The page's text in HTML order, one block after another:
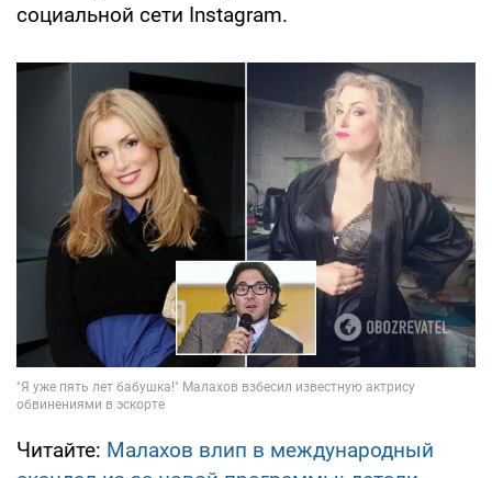
социальной сети Instagram.
Читайте: Малахов влип в международный